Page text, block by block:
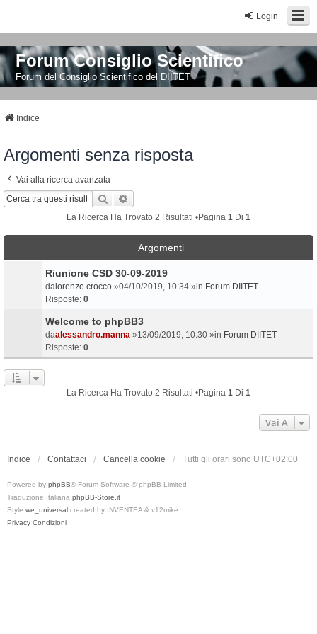
Login
Forum Consiglio Scientifico
Forum del Consiglio Scientifico del DIITET
Indice
Argomenti senza risposta
Vai alla ricerca avanzata
Cerca
La Ricerca Ha Trovato 2 Risultati •Pagina 1 Di 1
Argomenti
Riunione CSD 30-09-2019
da lorenzo.crocco »04/10/2019, 10:34 »in Forum DIITET
Risposte: 0
Welcome to phpBB3
daalessandro.manna »13/09/2019, 10:30 »in Forum DIITET
Risposte: 0
La Ricerca Ha Trovato 2 Risultati •Pagina 1 Di 1
Vai A
Indice Contattaci Cancella cookie Tutti gli orari sono UTC+02:00
Powered by phpBB® Forum Software © phpBB Limited
Traduzione Italiana phpBB-Store.it
Style we_universal created by INVENTEA & v12mike
Privacy Condizioni